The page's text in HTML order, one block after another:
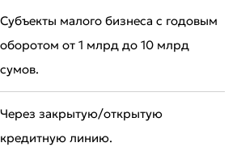
Субъекты малого бизнеса с годовым
оборотом от 1 млрд до 10 млрд
сумов.
Через закрытую/открытую
кредитную линию.